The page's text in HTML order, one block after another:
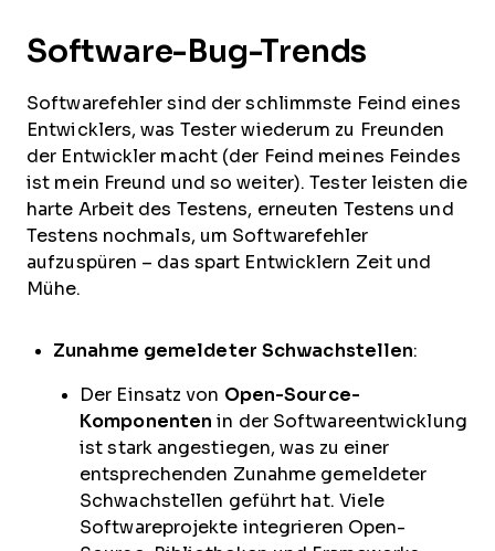
Software-Bug-Trends
Softwarefehler sind der schlimmste Feind eines
Entwicklers, was Tester wiederum zu Freunden
der Entwickler macht (der Feind meines Feindes
ist mein Freund und so weiter). Tester leisten die
harte Arbeit des Testens, erneuten Testens und
Testens nochmals, um Softwarefehler
aufzuspüren – das spart Entwicklern Zeit und
Mühe.
Zunahme gemeldeter Schwachstellen:
Der Einsatz von Open-Source-
Komponenten in der Softwareentwicklung
ist stark angestiegen, was zu einer
entsprechenden Zunahme gemeldeter
Schwachstellen geführt hat. Viele
Softwareprojekte integrieren Open-